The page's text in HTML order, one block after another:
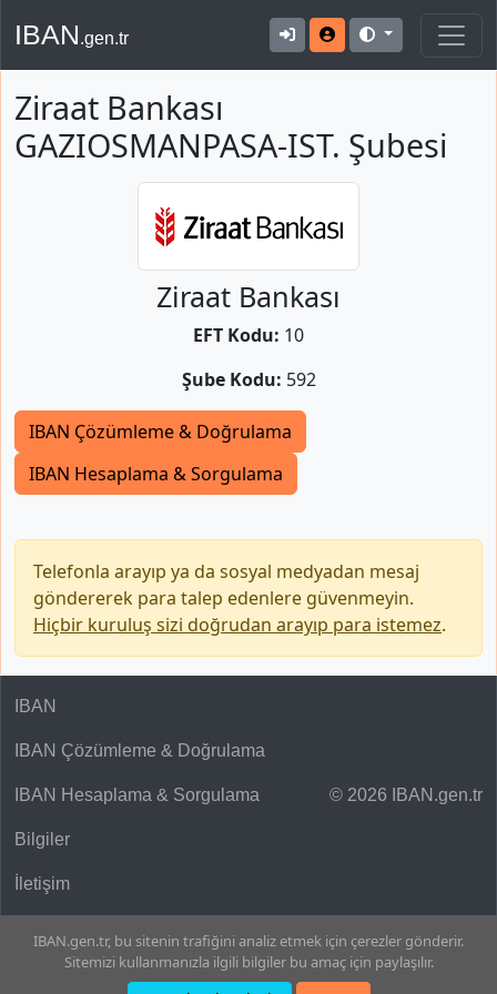
IBAN.gen.tr
Ziraat Bankası
GAZIOSMANPASA-IST. Şubesi
Ziraat Bankası
EFT Kodu: 10
Şube Kodu: 592
IBAN Çözümleme & Doğrulama
IBAN Hesaplama & Sorgulama
Telefonla arayıp ya da sosyal medyadan mesaj
göndererek para talep edenlere güvenmeyin.
Hiçbir kuruluş sizi doğrudan arayıp para istemez.
© 2026 IBAN.gen.tr
IBAN
IBAN Çözümleme & Doğrulama
IBAN Hesaplama & Sorgulama
Bilgiler
İletişim
IBAN.gen.tr, bu sitenin trafiğini analiz etmek için çerezler gönderir.
Sitemizi kullanmanızla ilgili bilgiler bu amaç için paylaşılır.